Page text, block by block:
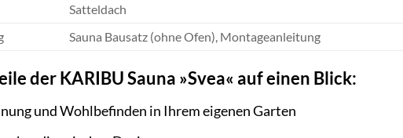
Satteldach
Sauna Bausatz (ohne Ofen), Montageanleitung
der KARIBU Sauna »Svea« auf einen Blick:
und Wohlbefinden in Ihrem eigenen Garten